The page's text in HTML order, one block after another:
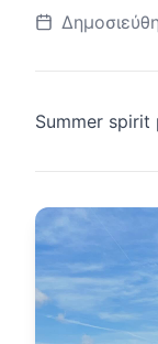
Summer